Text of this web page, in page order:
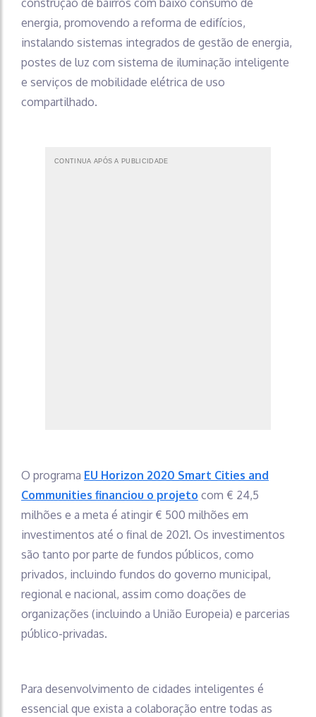
construção de bairros com baixo consumo de
energia, promovendo a reforma de edifícios,
instalando sistemas integrados de gestão de energia,
postes de luz com sistema de iluminação inteligente
e serviços de mobilidade elétrica de uso
compartilhado.
CONTINUA APÓS A PUBLICIDADE
O programa EU Horizon 2020 Smart Cities and
Communities financiou o projeto com € 24,5
milhões e a meta é atingir € 500 milhões em
investimentos até o final de 2021. Os investimentos
são tanto por parte de fundos públicos, como
privados, incluindo fundos do governo municipal,
regional e nacional, assim como doações de
organizações (incluindo a União Europeia) e parcerias
público-privadas.
Para desenvolvimento de cidades inteligentes é
essencial que exista a colaboração entre todas as